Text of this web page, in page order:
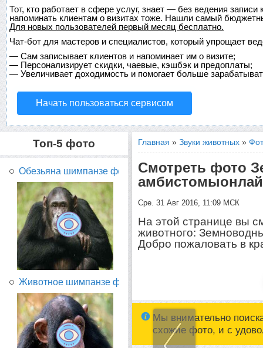
Тот, кто работает в сфере услуг, знает — без ведения
напоминать клиентам о визитах тоже. Нашли самый
Для новых пользователей первый месяц бесплатно.
Чат-бот для мастеров и специалистов, который упрощает
— Сам записывает клиентов и напоминает им о визите;
— Персонализирует скидки, чаевые, кэшбэк и предоплаты;
— Увеличивает доходимость и помогает больше
Начать пользоваться сервисом
Топ-5 фото
Обезьяна шимпанзе фото...
Животное шимпанзе фото...
Главная »Звуки животных »
Смотреть фото
Сре. 31 Авг 2016, 11:09 МСК
На этой странице вы
животного:
Добро пожаловать в
Мы внимательно
схожие фото, и с